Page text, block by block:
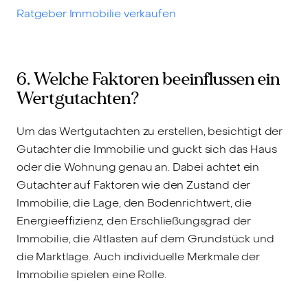
Ratgeber Immobilie verkaufen
6. Welche Faktoren beeinflussen ein
Wertgutachten?
Um das Wertgutachten zu erstellen, besichtigt der
Gutachter die Immobilie und guckt sich das Haus
oder die Wohnung genau an. Dabei achtet ein
Gutachter auf Faktoren wie den Zustand der
Immobilie, die Lage, den Bodenrichtwert, die
Energieeffizienz, den Erschließungsgrad der
Immobilie, die Altlasten auf dem Grundstück und
die Marktlage. Auch individuelle Merkmale der
Immobilie spielen eine Rolle.